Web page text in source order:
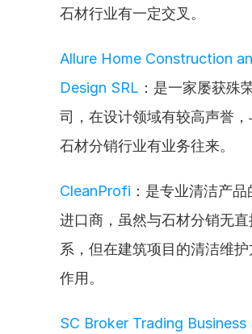
石材行业有一定交叉。
Allure Home Construction
Design SRL ：是一家屡获殊
司，在设计领域有较高声誉
石材分销行业有业务往来。
CleanProfi ：是专业清洁产
进口商，虽然与石材分销无直
系，但在建筑项目的清洁维
作用。
SC Broker Trading Business